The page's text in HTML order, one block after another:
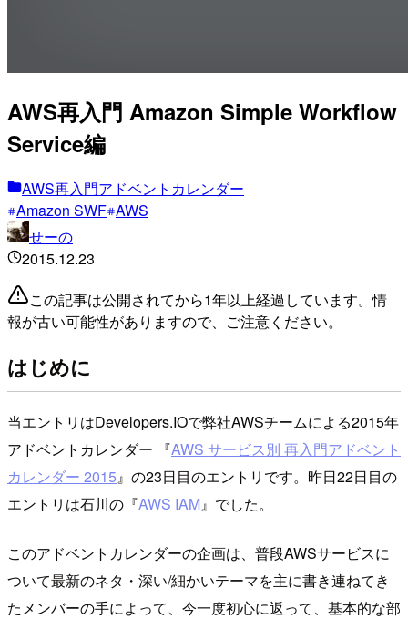
AWS再入門 Amazon Simple Workflow
Service編
AWS再入門アドベントカレンダー
Amazon SWF AWS
せーの
2015.12.23
この記事は公開されてから1年以上経過しています。情
報が古い可能性がありますので、ご注意ください。
はじめに
当エントリはDevelopers.IOで弊社AWSチームによる2015年
アドベントカレンダー 『AWS サービス別 再入門アドベント
カレンダー 2015』の23日目のエントリです。昨日22日目の
エントリは石川の『AWS IAM』でした。
このアドベントカレンダーの企画は、普段AWSサービスに
ついて最新のネタ・深い/細かいテーマを主に書き連ねてき
たメンバーの手によって、今一度初心に返って、基本的な部